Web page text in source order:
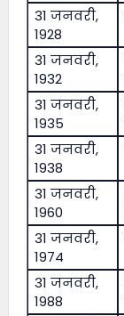
31 जनवरी,
1928
31 जनवरी,
1932
31 जनवरी,
1935
31 जनवरी,
1938
31 जनवरी,
1960
31 जनवरी,
1974
31 जनवरी,
1988